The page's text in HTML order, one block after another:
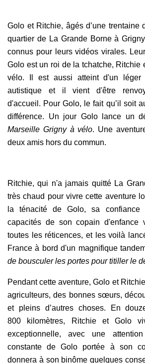
Golo et Ritchie, âgés d’une trentaine
quartier de La Grande Borne à
connus pour leurs vidéos virales.
Golo est un roi de la tchatche, Ritchie
vélo. Il est aussi atteint d'un léger
autistique et il vient d'être
d'accueil. Pour Golo, le fait qu’il soit
différence. Un jour Golo lance un
Marseille Grigny à vélo. Une
deux amis hors du commun.
Ritchie, qui n'a jamais quitté La
très chaud pour vivre cette aventure
la ténacité de Golo, sa
capacités de son copain d'enfance
toutes les réticences, et les voilà
France à bord d'un magnifique
de bousculer les portes pour titiller le
Pendant cette aventure,Golo et
agriculteurs, des bonnes sœurs,
et pleins d’autres choses. En
800 kilomètres, Ritchie et Golo
exceptionnelle, avec une
constante de Golo portée à son
donnera à son binôme quelques